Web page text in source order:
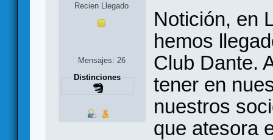
Recien Llegado
Mensajes: 26
Distinciones
Notición, en
hemos
Club Dante.
tener en
nuestros
que atesora